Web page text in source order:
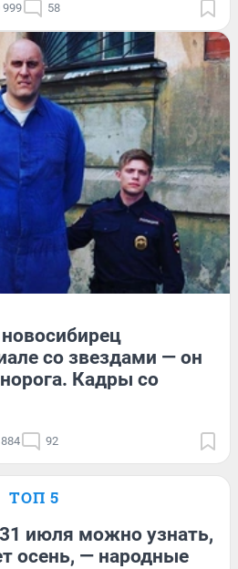
999 58
со звездами — он
Кадры со
92
ТОП 5
июля можно узнать,
осень, — народные